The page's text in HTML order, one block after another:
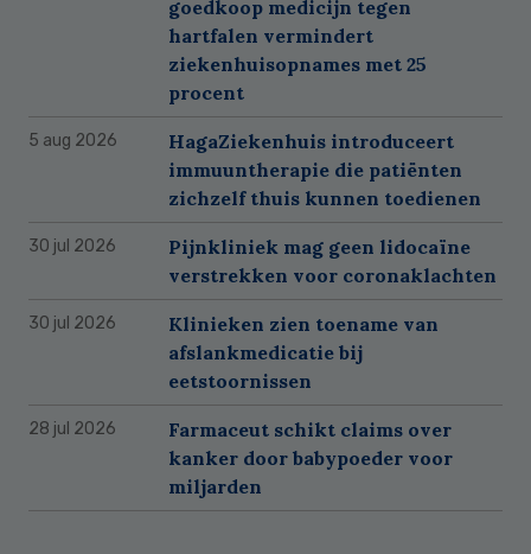
goedkoop medicijn tegen
hartfalen vermindert
ziekenhuisopnames met 25
procent
5 aug 2026
HagaZiekenhuis introduceert
immuuntherapie die patiënten
zichzelf thuis kunnen toedienen
30 jul 2026
Pijnkliniek mag geen lidocaïne
verstrekken voor coronaklachten
30 jul 2026
Klinieken zien toename van
afslankmedicatie bij
eetstoornissen
28 jul 2026
Farmaceut schikt claims over
kanker door babypoeder voor
miljarden